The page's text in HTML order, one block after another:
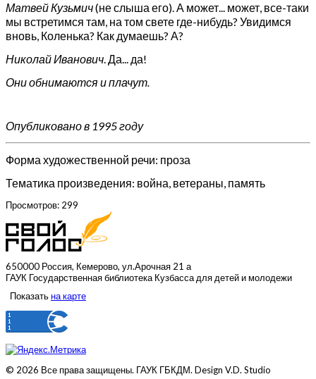
Матвей Кузьмич(не слыша его). А может... может, все-таки
мы встретимся там, на том свете где-нибудь? Увидимся
вновь, Коленька? Как думаешь? А?
Николай Иванович. Да... да!
Они обнимаются и плачут.
Опубликовано в 1995 году
Форма художественной речи: проза
Тематика произведения: война, ветераны, память
Просмотров: 299
650000 Россия, Кемерово, ул.Арочная 21 а
ГАУК Государственная библиотека Кузбасса для детей и молодежи
Показатьна карте
© 2026 Все права защищены. ГАУК ГБКДМ. Design V.D. Studio